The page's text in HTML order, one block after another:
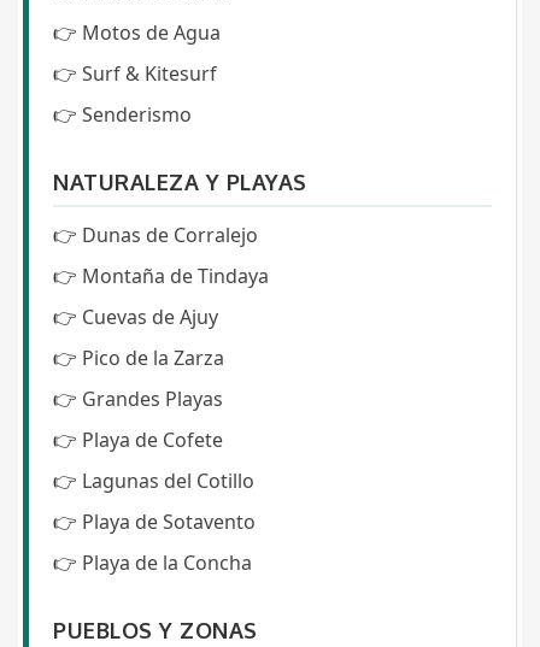
👉 Motos de Agua
👉Surf & Kitesurf
👉Senderismo
NATURALEZA Y PLAYAS
👉 Dunas de Corralejo
👉 Montaña de Tindaya
👉 Cuevas de Ajuy
👉 Pico de la Zarza
👉 Grandes Playas
👉 Playa de Cofete
👉 Lagunas del Cotillo
👉 Playa de Sotavento
👉 Playa de la Concha
PUEBLOS Y ZONAS